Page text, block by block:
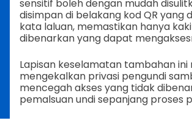
sensitif boleh dengan mudah
disimpan di belakang kod QR yang
kata laluan, memastikan hanya
dibenarkan yang dapat
Lapisan keselamatan tambahan
mengekalkan privasi pengundi
mencegah akses yang tidak
pemalsuan undi sepanjang proses